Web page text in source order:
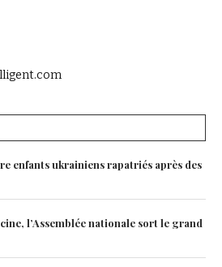
enfants ukrainiens rapatriés après des
l’Assemblée nationale sort le grand